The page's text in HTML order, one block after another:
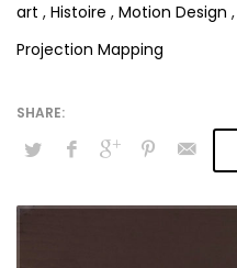
art , Histoire , Motion Design ,
Projection Mapping